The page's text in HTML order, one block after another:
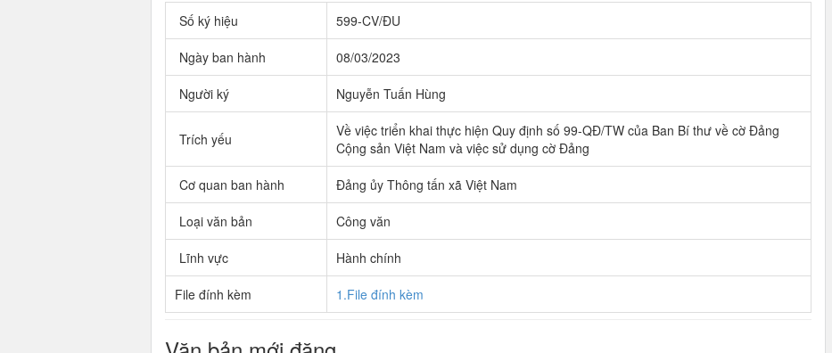
Số ký hiệu 599-CV/ĐU
Ngày ban hành 08/03/2023
Người ký Nguyễn Tuấn Hùng
Trích yếu
Về việc triển khai thực hiện Quy định số 99-QĐ/TW của Ban Bí thư về cờ Đảng
Cộng sản Việt Nam và việc sử dụng cờ Đảng
Cơ quan ban hành Đảng ủy Thông tấn xã Việt Nam
Loại văn bản Công văn
Lĩnh vực Hành chính
File đính kèm 1.File đính kèm